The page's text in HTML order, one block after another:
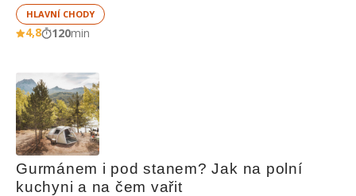
HLAVNÍ CHODY
4,8 120min
Gurmánem i pod stanem? Jak na polní
kuchyni a na čem vařit